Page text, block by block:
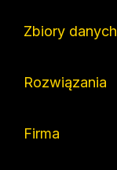
Zbiory danych
Rozwiązania
Firma